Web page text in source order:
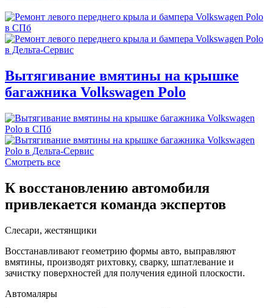
Вытягивание вмятины на крышке
багажника Volkswagen Polo
Смотреть все
К восстановлению автомобиля
привлекается команда экспертов
Слесари, жестянщики
Восстанавливают геометрию формы авто, выправляют
вмятины, производят рихтовку, сварку, шпатлевание и
зачистку поверхностей для получения единой плоскости.
Автомаляры